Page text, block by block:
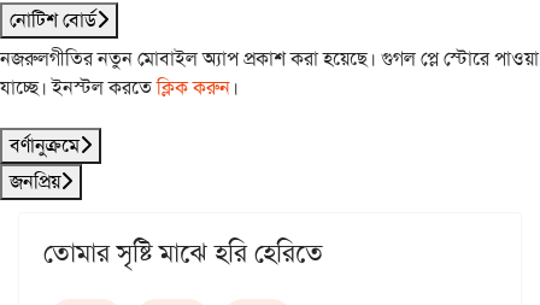
নোটিশ বোর্ড
নজরুলগীতির নতুন মোবাইল অ্যাপ প্রকাশ করা হয়েছে। গুগল প্লে স্টোরে পাওয়া
যাচ্ছে। ইনস্টল করতেক্লিক করুন।
বর্ণানুক্রমে
জনপ্রিয়
তোমার সৃষ্টি মাঝে হরি হেরিতে